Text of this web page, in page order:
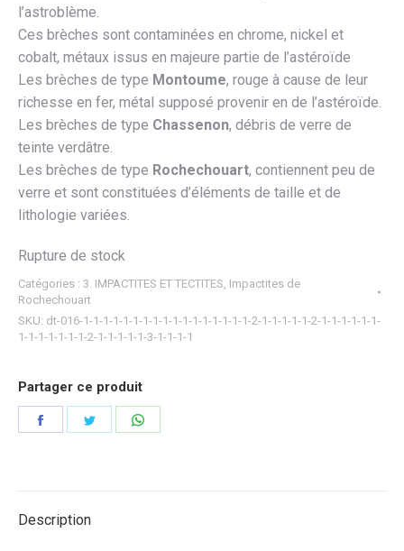
l’astroblème.
Ces brèches sont contaminées en chrome, nickel et
cobalt, métaux issus en majeure partie de l’astéroïde
Les brèches de type Montoume, rouge à cause de leur
richesse en fer, métal supposé provenir en de l’astéroïde.
Les brèches de type Chassenon, débris de verre de
teinte verdâtre.
Les brèches de type Rochechouart, contiennent peu de
verre et sont constituées d’éléments de taille et de
lithologie variées.
Rupture de stock
Catégories : 3. IMPACTITES ET TECTITES, Impactites de
Rochechouart
SKU: dt-016-1-1-1-1-1-1-1-1-1-1-1-1-1-1-1-1-1-2-1-1-1-1-1-2-1-1-1-1-1-1-
1-1-1-1-1-1-1-2-1-1-1-1-1-3-1-1-1-1
Partager ce produit
Partager Partager
Description